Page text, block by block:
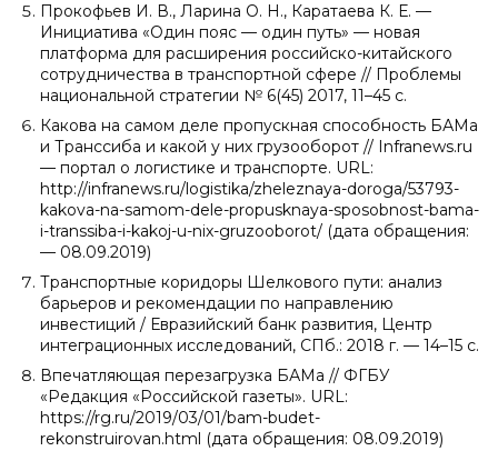
Прокофьев И. В., Ларина О. Н., Каратаева К. Е. —
Инициатива «Один пояс — один путь» — новая
платформа для расширения российско-китайского
сотрудничества в транспортной сфере // Проблемы
национальной стратегии № 6(45) 2017, 11–45 с.
Какова на самом деле пропускная способность БАМа
и Транссиба и какой у них грузооборот // Infranews.ru
— портал о логистике и транспорте. URL:
http://infranews.ru/logistika/zheleznaya-doroga/53793-
kakova-na-samom-dele-propusknaya-sposobnost-bama-
i-transsiba-i-kakoj-u-nix-gruzooborot/ (дата обращения:
— 08.09.2019)
Транспортные коридоры Шелкового пути: анализ
барьеров и рекомендации по направлению
инвестиций / Евразийский банк развития, Центр
интеграционных исследований, СПб.: 2018 г. — 14–15 с.
Впечатляющая перезагрузка БАМа // ФГБУ
«Редакция «Российской газеты». URL:
https://rg.ru/2019/03/01/bam-budet-
rekonstruirovan.html (дата обращения: 08.09.2019)